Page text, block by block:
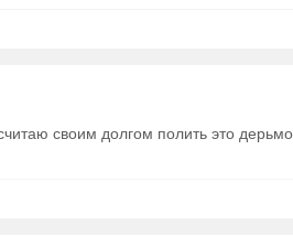
своим долгом полить это